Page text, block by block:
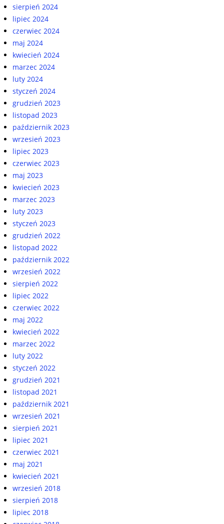
sierpień 2024
lipiec 2024
czerwiec 2024
maj 2024
kwiecień 2024
marzec 2024
luty 2024
styczeń 2024
grudzień 2023
listopad 2023
październik 2023
wrzesień 2023
lipiec 2023
czerwiec 2023
maj 2023
kwiecień 2023
marzec 2023
luty 2023
styczeń 2023
grudzień 2022
listopad 2022
październik 2022
wrzesień 2022
sierpień 2022
lipiec 2022
czerwiec 2022
maj 2022
kwiecień 2022
marzec 2022
luty 2022
styczeń 2022
grudzień 2021
listopad 2021
październik 2021
wrzesień 2021
sierpień 2021
lipiec 2021
czerwiec 2021
maj 2021
kwiecień 2021
wrzesień 2018
sierpień 2018
lipiec 2018